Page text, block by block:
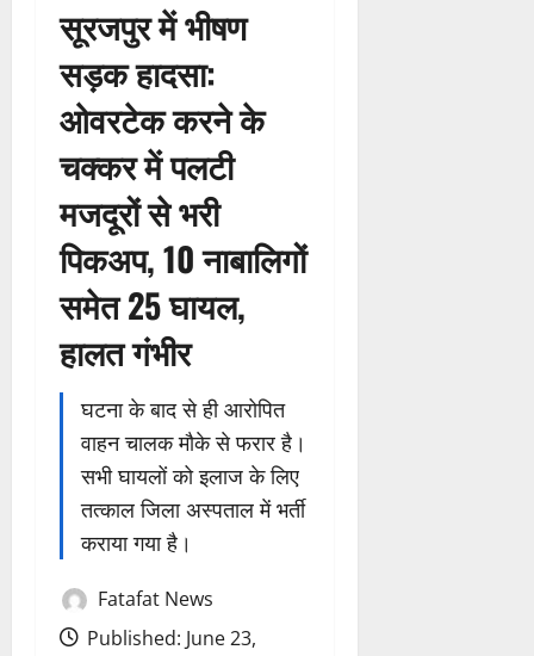
सूरजपुर में भीषण
सड़क हादसा:
ओवरटेक करने के
चक्कर में पलटी
मजदूरों से भरी
पिकअप, 10 नाबालिगों
समेत 25 घायल,
हालत गंभीर
घटना के बाद से ही आरोपित
वाहन चालक मौके से फरार है।
सभी घायलों को इलाज के लिए
तत्काल जिला अस्पताल में भर्ती
कराया गया है।
Fatafat News
Published: June 23,